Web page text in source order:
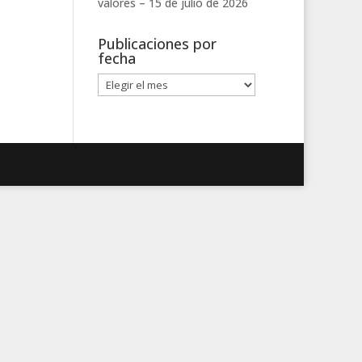
Publicaciones por
fecha
Publicaciones
por